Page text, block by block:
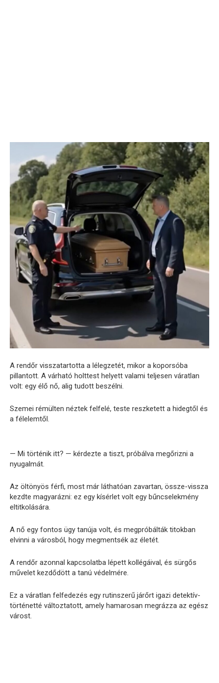
A rendőr visszatartotta a lélegzetét, mikor a koporsóba
pillantott. A várható holttest helyett valami teljesen váratlan
volt: egy élő nő, alig tudott beszélni.
Szemei rémülten néztek felfelé, teste reszketett a hidegtől és
a félelemtől.
— Mi történik itt? — kérdezte a tiszt, próbálva megőrizni a
nyugalmát.
Az öltönyös férfi, most már láthatóan zavartan, össze-vissza
kezdte magyarázni: ez egy kísérlet volt egy bűncselekmény
eltitkolására.
A nő egy fontos ügy tanúja volt, és megpróbálták titokban
elvinni a városból, hogy megmentsék az életét.
A rendőr azonnal kapcsolatba lépett kollégáival, és sürgős
művelet kezdődött a tanú védelmére.
Ez a váratlan felfedezés egy rutinszerű járőrt igazi detektív-
történetté változtatott, amely hamarosan megrázza az egész
várost.